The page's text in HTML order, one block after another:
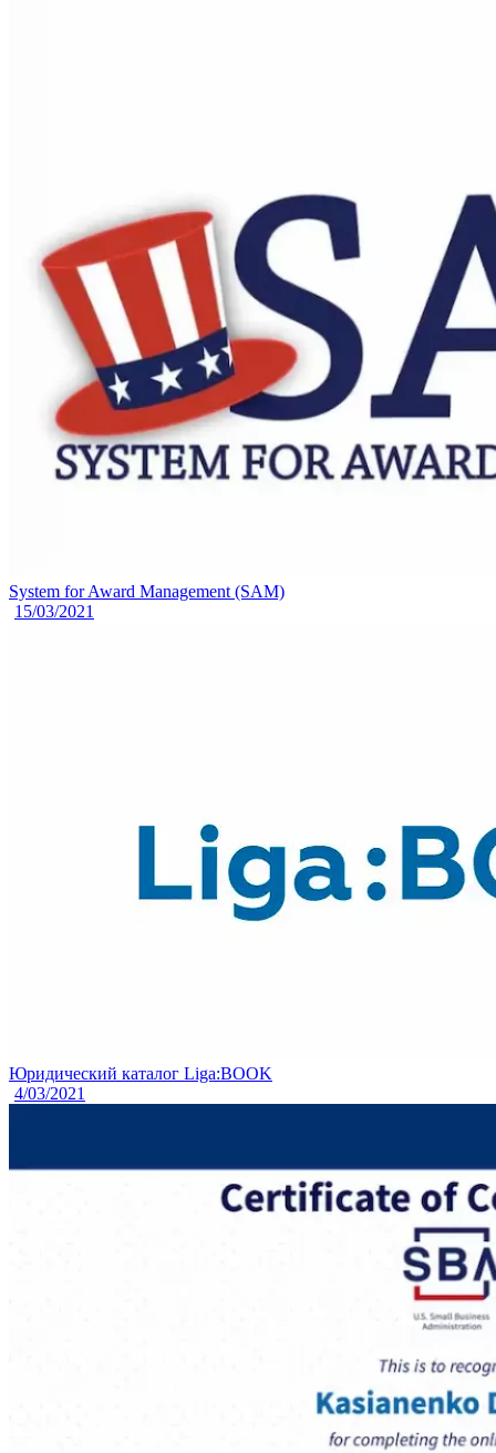
System for Award Management (SAM)
15/03/2021
Юридический каталог Liga:BOOK
4/03/2021